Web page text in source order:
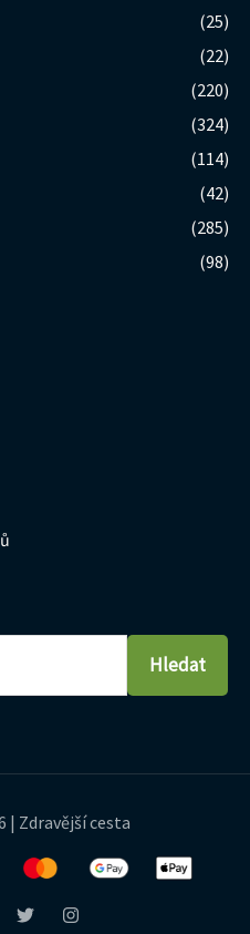
(25)
(22)
(220)
(324)
(114)
(42)
(285)
(98)
Hledat
| Zdravější cesta